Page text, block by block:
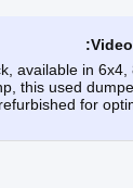
available in
this used
for